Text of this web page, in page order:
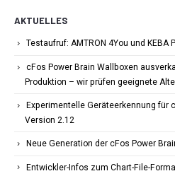
AKTUELLES
Testaufruf: AMTRON 4You und KEBA
cFos Power Brain Wallboxen
Produktion – wir prüfen geeignete
Experimentelle Geräteerkennung für
Version 2.12
Neue Generation der cFos Power
Entwickler-Infos zum Chart-File-